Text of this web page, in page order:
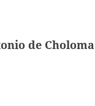
de Choloma